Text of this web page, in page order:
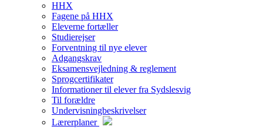
HHX
Fagene på HHX
Eleverne fortæller
Studierejser
Forventning til nye elever
Adgangskrav
Eksamensvejledning & reglement
Sprogcertifikater
Informationer til elever fra Sydslesvig
Til forældre
Undervisningbeskrivelser
Lærerplaner